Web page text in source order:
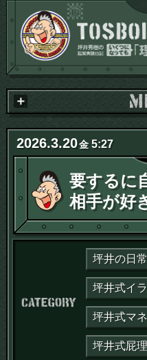
2026.3.20金5:27
要するに
相手が好
カテゴリー：
坪井の日常
坪井式イ
坪井式マ
坪井式屁